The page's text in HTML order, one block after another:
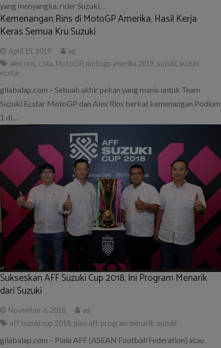
yang menyangka, rider Suzuki…
Kemenangan Rins di MotoGP Amerika, Hasil Kerja
Keras Semua Kru Suzuki
April 15, 2019
ad
alex rins, cota, MotoGP, motogp amerika 2019, suzuki, suzuki
ecstar
gilabalap.com – Sebuah akhir pekan yang manis untuk Team
Suzuki Ecstar MotoGP dan Alex Rins berkat kemenangan Podium
1 di…
Sukseskan AFF Suzuki Cup 2018, Ini Program Menarik
dari Suzuki
November 6, 2018
ad
aff suzuki cup 2018, piala aff, program menarik, suzuki
gilabalap.com – Piala AFF (ASEAN Football Federation) atau